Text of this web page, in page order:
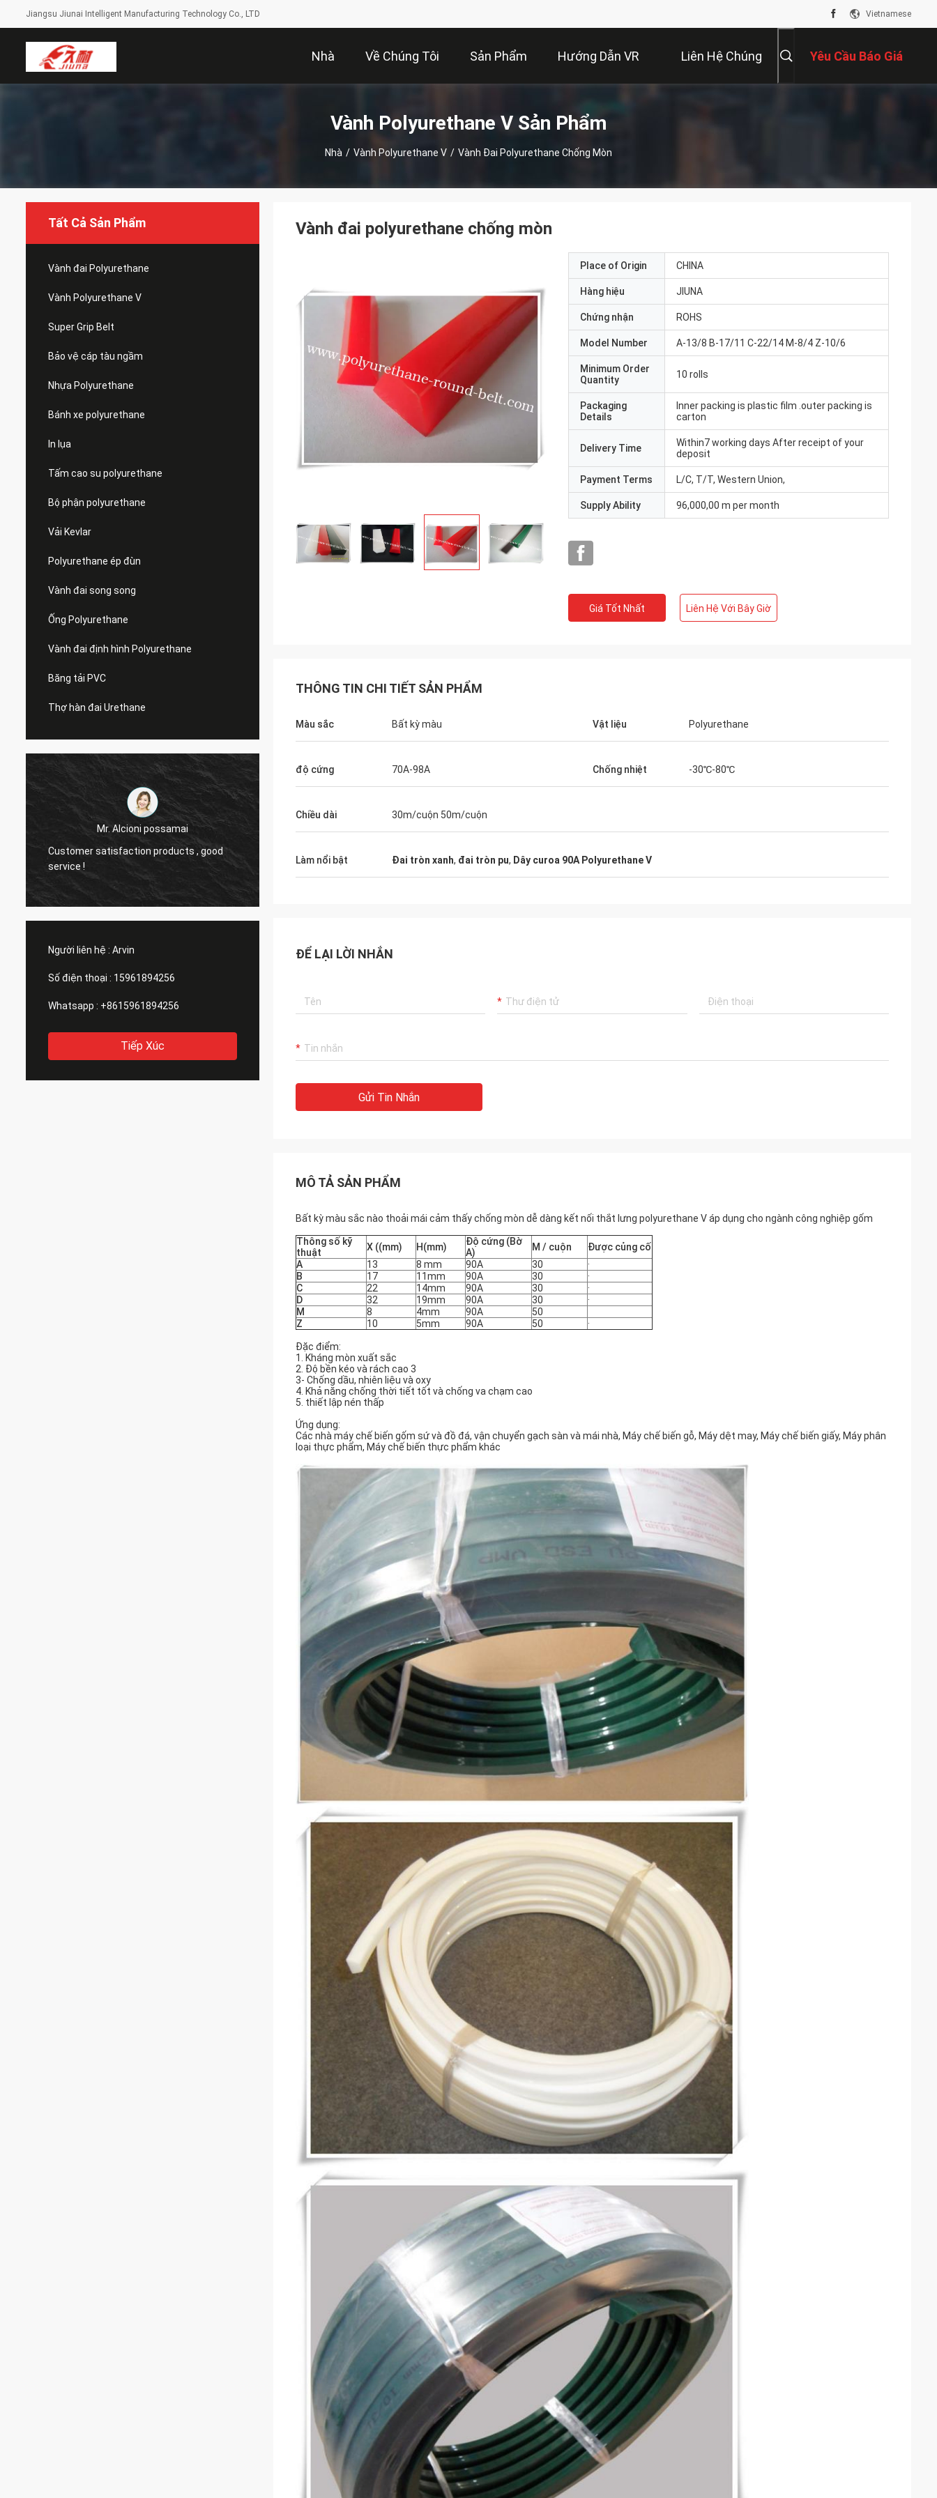
Jiangsu Jiunai Intelligent Manufacturing Technology Co., LTD Vietnamese
Nhà Về Chúng Tôi Sản Phẩm Hướng Dẫn VR Liên Hệ Chúng Yêu Cầu Báo Giá
Vành Polyurethane V Sản Phẩm
Nhà / Vành Polyurethane V / Vành Đai Polyurethane Chống Mòn
Tất Cả Sản Phẩm
Vành đai Polyurethane
Vành Polyurethane V
Super Grip Belt
Bảo vệ cáp tàu ngầm
Nhựa Polyurethane
Bánh xe polyurethane
In lụa
Tấm cao su polyurethane
Bộ phận polyurethane
Vải Kevlar
Polyurethane ép đùn
Vành đai song song
Ống Polyurethane
Vành đai định hình Polyurethane
Băng tải PVC
Thợ hàn đai Urethane
Mr.Mike
we are very impressed with the quality of
the belts you produced.
markets.
service !
Người liên hệ : Arvin
Số điện thoại : 15961894256
Whatsapp : +8615961894256
Tiếp Xúc
Vành đai polyurethane chống mòn
Place of Origin CHINA
Hàng hiệu JIUNA
Chứng nhận ROHS
Model Number A-13/8 B-17/11 C-22/14 M-8/4 Z-10/6
Minimum Order
Quantity
10 rolls
Packaging
Details
Inner packing is plastic film .outer packing is
carton
Delivery Time
Within7 working days After receipt of your
deposit
Payment Terms L/C, T/T, Western Union,
Supply Ability 96,000,00 m per month
Giá Tốt Nhất Liên Hệ Với Bây Giờ
THÔNG TIN CHI TIẾT SẢN PHẨM
Màu sắc Bất kỳ màu Vật liệu Polyurethane
độ cứng 70A-98A Chống nhiệt -30℃-80℃
Chiều dài 30m/cuộn 50m/cuộn
Làm nổi bật Đai tròn xanh, đai tròn pu, Dây curoa 90A Polyurethane V
ĐỂ LẠI LỜI NHẮN
Gửi Tin Nhắn
MÔ TẢ SẢN PHẨM
Bất kỳ màu sắc nào thoải mái cảm thấy chống mòn dễ dàng kết nối thắt lưng polyurethane V áp dụng cho ngành công nghiệp gốm
Thông số kỹ
thuật
X ((mm) H(mm)
Độ cứng (Bờ
A)
M / cuộn
Được củng cố
A
13 8 mm 90A 30
·
B
17 11mm 90A 30
·
C
22 14mm 90A 30
·
D
32 19mm 90A 30
·
M
8 4mm 90A
50
Z
10 5mm 90A 50 ·
Đặc điểm:
1. Kháng mòn xuất sắc
2. Độ bền kéo và rách cao 3
3- Chống dầu, nhiên liệu và oxy
4. Khả năng chống thời tiết tốt và chống va chạm cao
5. thiết lập nén thấp
Ứng dụng:
Các nhà máy chế biến gốm sứ và đồ đá, vận chuyển gạch sàn và mái nhà, Máy chế biến gỗ, Máy dệt may, Máy chế biến giấy, Máy phân
loại thực phẩm, Máy chế biến thực phẩm khác